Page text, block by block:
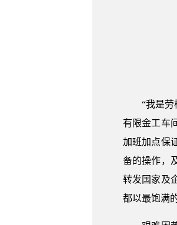
“我是
有限金工车
加班加点保
备的操作，
转发国家及
都以最饱满